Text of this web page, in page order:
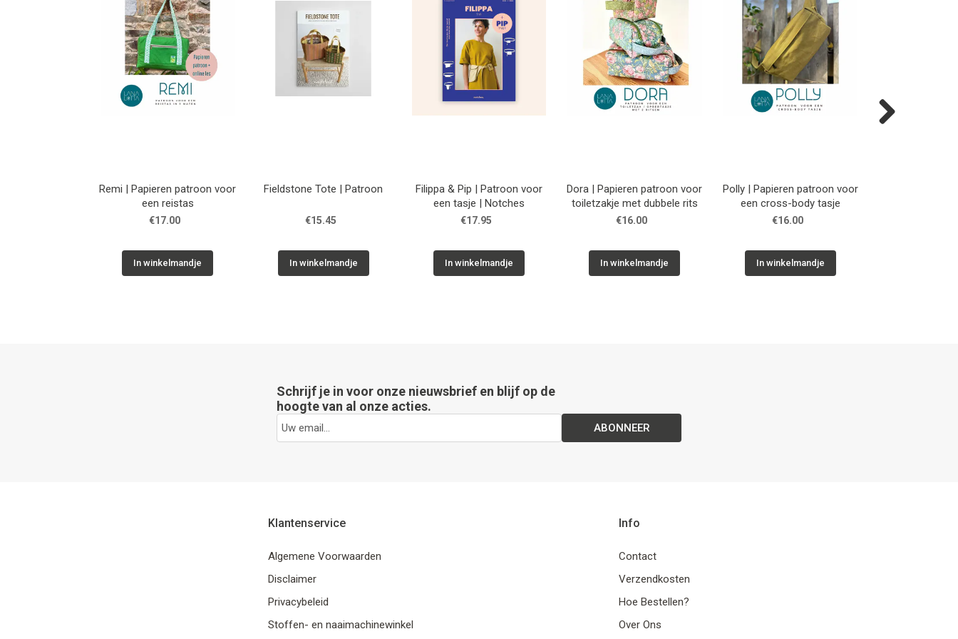
Remi | Papieren patroon voor
een reistas
€17.00
In winkelmandje
Fieldstone Tote | Patroon
€15.45
In winkelmandje
Filippa & Pip | Patroon voor
een tasje | Notches
€17.95
In winkelmandje
Dora | Papieren patroon voor
toiletzakje met dubbele rits
€16.00
In winkelmandje
Polly | Papieren patroon voor
een cross-body tasje
€16.00
In winkelmandje
Schrijf je in voor onze nieuwsbrief en blijf op de
hoogte van al onze acties.
ABONNEER
Klantenservice
Algemene Voorwaarden
Disclaimer
Privacybeleid
Stoffen- en naaimachinewinkel
Info
Contact
Verzendkosten
Hoe Bestellen?
Over Ons